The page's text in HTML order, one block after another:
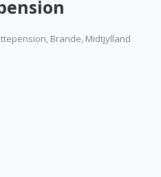
Brande, Midtjylland